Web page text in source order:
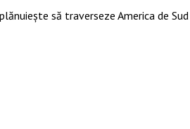
să traverseze America de